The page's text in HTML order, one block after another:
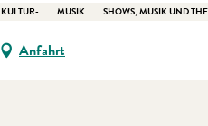
KULTUR- MUSIK SHOWS, MUSIK UND
Anfahrt